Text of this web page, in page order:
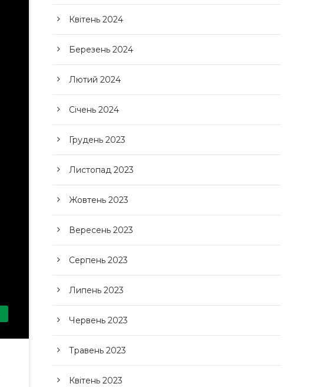
Квітень 2024
Березень 2024
Лютий 2024
Січень 2024
Грудень 2023
Листопад 2023
Жовтень 2023
Вересень 2023
Серпень 2023
Липень 2023
Червень 2023
Травень 2023
Квітень 2023